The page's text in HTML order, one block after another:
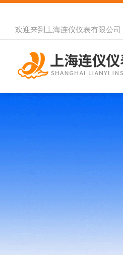
欢迎来到 上海连仪仪表有限公司